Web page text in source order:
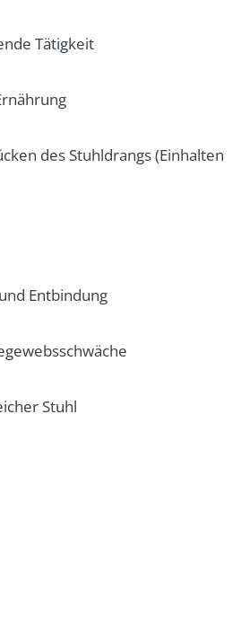
Tätigkeit
des Stuhldrangs (Einhalten
Entbindung
Stuhl